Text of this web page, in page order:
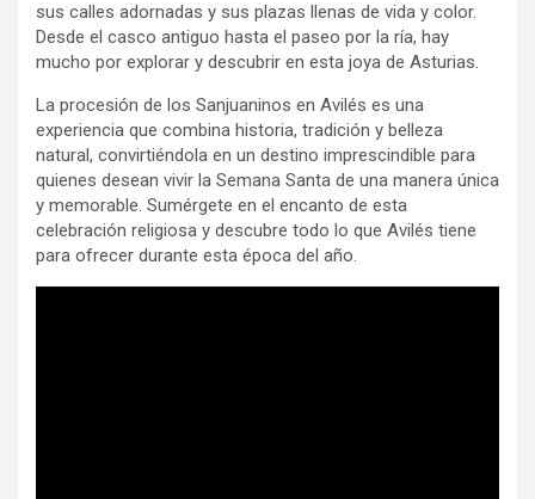
sus calles adornadas y sus plazas llenas de vida y color.
Desde el casco antiguo hasta el paseo por la ría, hay
mucho por explorar y descubrir en esta joya de Asturias.
La procesión de los Sanjuaninos en Avilés es una
experiencia que combina historia, tradición y belleza
natural, convirtiéndola en un destino imprescindible para
quienes desean vivir la Semana Santa de una manera única
y memorable. Sumérgete en el encanto de esta
celebración religiosa y descubre todo lo que Avilés tiene
para ofrecer durante esta época del año.